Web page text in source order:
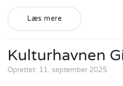
Læs mere
Kulturhavnen
Oprettet: 11. september 2025